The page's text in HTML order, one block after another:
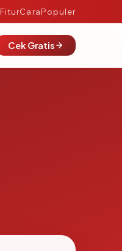
FiturCaraPopuler
Cek Gratis